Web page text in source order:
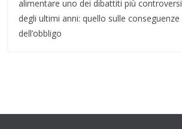
alimentare uno dei dibattiti più controversi
degli ultimi anni: quello sulle conseguenze
dell’obbligo